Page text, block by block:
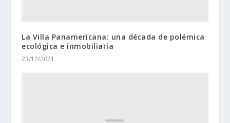
La Villa Panamericana: una década de polémica
ecológica e inmobiliaria
23/12/2021